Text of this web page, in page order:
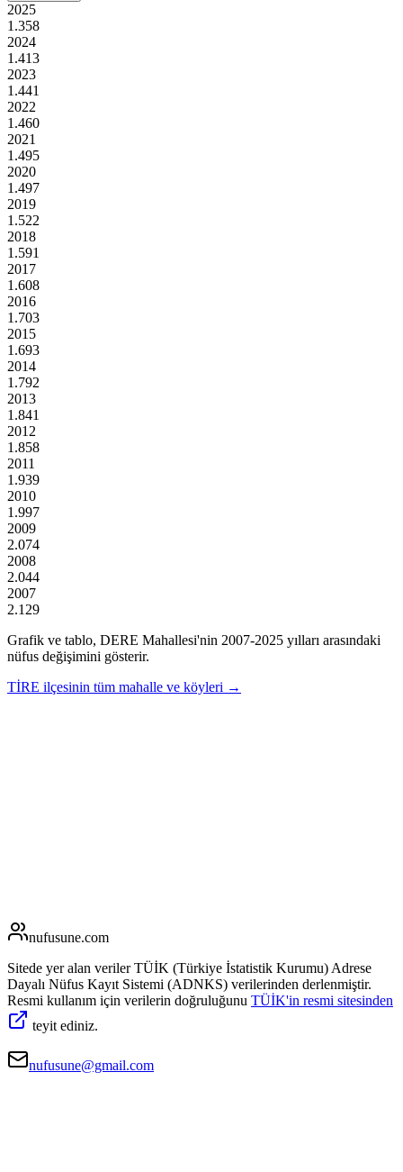
2025
1.358
2024
1.413
2023
1.441
2022
1.460
2021
1.495
2020
1.497
2019
1.522
2018
1.591
2017
1.608
2016
1.703
2015
1.693
2014
1.792
2013
1.841
2012
1.858
2011
1.939
2010
1.997
2009
2.074
2008
2.044
2007
2.129
Grafik ve tablo, DERE Mahallesi'nin 2007-2025 yılları arasındaki
nüfus değişimini gösterir.
TİRE ilçesinin tüm mahalle ve köyleri →
nufusune.com
Sitede yer alan veriler TÜİK (Türkiye İstatistik Kurumu) Adrese
Dayalı Nüfus Kayıt Sistemi (ADNKS) verilerinden derlenmiştir.
Resmi kullanım için verilerin doğruluğunu TÜİK'in resmi sitesinden
teyit ediniz.
nufusune@gmail.com